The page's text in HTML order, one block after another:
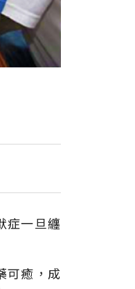
症一旦纏
可癒，成